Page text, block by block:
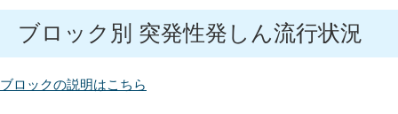
ブロック別 突発性発しん流行状況
ブロックの説明はこちら